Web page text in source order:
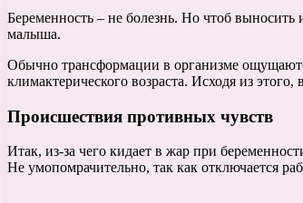
Беременность – не болезнь. Но чтоб
малыша.
Обычно трансформации в организме
климактерического возраста. Исходя из
Происшествия противных чувств
Итак, из-за чего кидает в жар при
Не умопомрачительно, так как отключается